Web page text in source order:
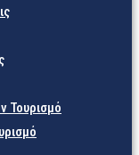
Τουρισμό